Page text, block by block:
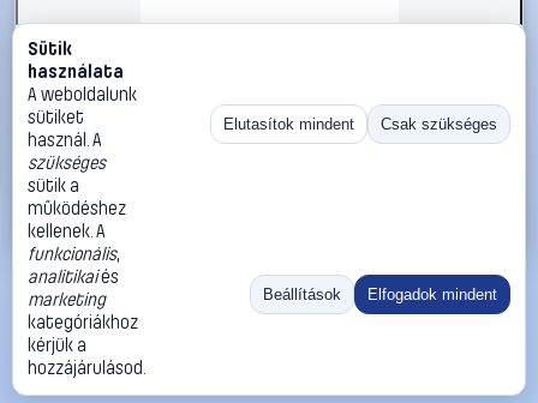
#1794997
TOOLCRAFT TO-5384991 hengeres fejű csavar M10 16 mm
egyeneshornyú ISO 1207 200 db
TOOLCRAFT Metrikus csavarok
32 990 Ft
Kosárba
«
Ugrás:
Méret:
Rendezés:
©2026
ThermoScope
ÁSZF
Cégbemutató
Sütik
használata
A weboldalunk
sütiket
használ. A
szükséges
sütik a
működéshez
kellenek. A
funkcionális,
analitikaiés
marketing
kategóriákhoz
kérjük a
hozzájárulásod.
Elutasítok mindent Csak szükséges
Beállítások Elfogadok mindent